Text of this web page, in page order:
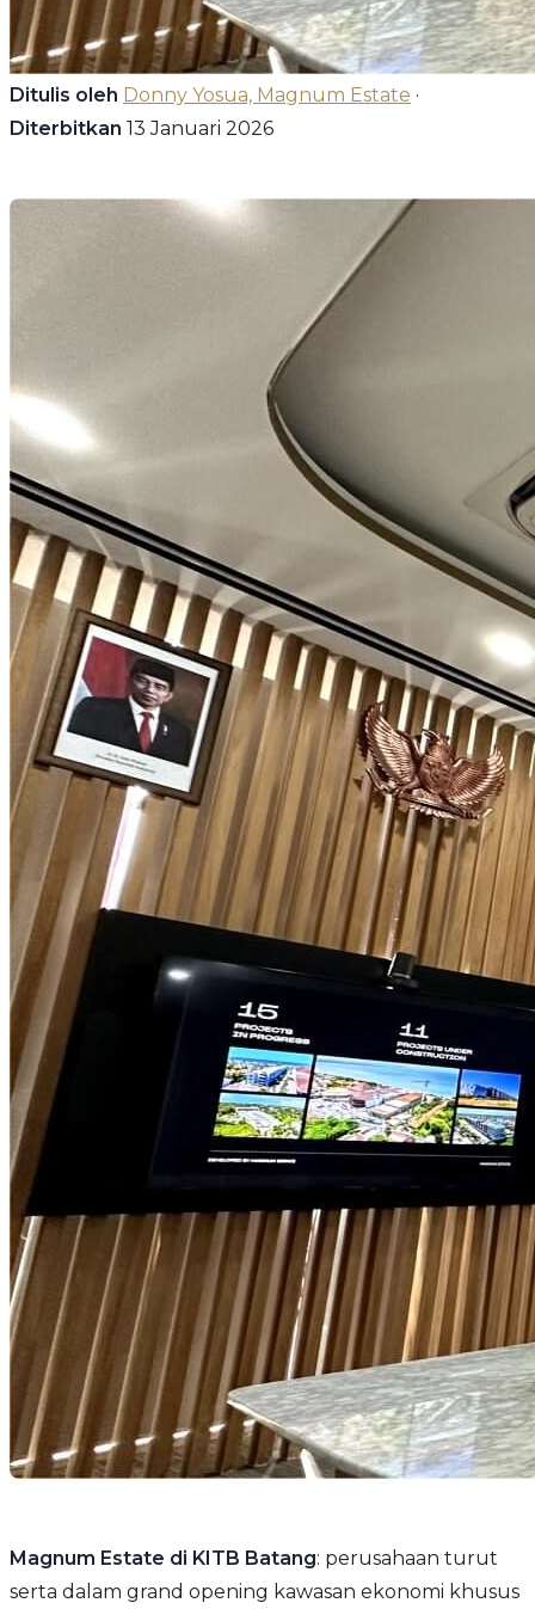
Ditulis oleh Donny Yosua, Magnum Estate ·
Diterbitkan 13 Januari 2026
Magnum Estate di KITB Batang: perusahaan turut
serta dalam grand opening kawasan ekonomi khusus